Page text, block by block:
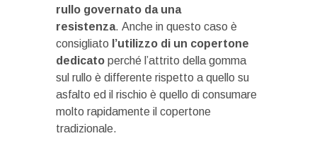
rullo governato da una
resistenza. Anche in questo caso è
consigliato l’utilizzo di un copertone
dedicato perché l’attrito della gomma
sul rullo è differente rispetto a quello su
asfalto ed il rischio è quello di consumare
molto rapidamente il copertone
tradizionale.